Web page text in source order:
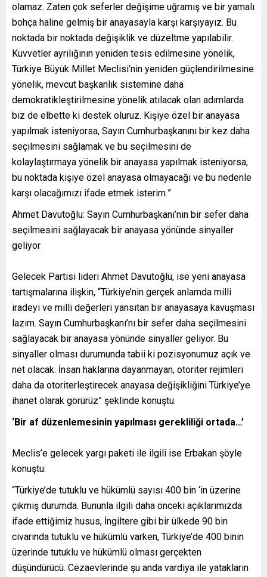
olamaz. Zaten çok seferler değişime uğramış ve bir yamalı
bohça haline gelmiş bir anayasayla karşı karşıyayız. Bu
noktada bir noktada değişiklik ve düzeltme yapılabilir.
Kuvvetler ayrılığının yeniden tesis edilmesine yönelik,
Türkiye Büyük Millet Meclisi’nin yeniden güçlendirilmesine
yönelik, mevcut başkanlık sistemine daha
demokratikleştirilmesine yönelik atılacak olan adımlarda
biz de elbette ki destek oluruz. Kişiye özel bir anayasa
yapılmak isteniyorsa, Sayın Cumhurbaşkanını bir kez daha
seçilmesini sağlamak ve bu seçilmesini de
kolaylaştırmaya yönelik bir anayasa yapılmak isteniyorsa,
bu noktada kişiye özel anayasa olmayacağı ve bu nedenle
karşı olacağımızı ifade etmek isterim.”
Ahmet Davutoğlu: Sayın Cumhurbaşkanı’nın bir sefer daha
seçilmesini sağlayacak bir anayasa yönünde sinyaller
geliyor
Gelecek Partisi lideri Ahmet Davutoğlu, ise yeni anayasa
tartışmalarına ilişkin, “Türkiye’nin gerçek anlamda milli
iradeyi ve milli değerleri yansıtan bir anayasaya kavuşması
lazım. Sayın Cumhurbaşkanı’nı bir sefer daha seçilmesini
sağlayacak bir anayasa yönünde sinyaller geliyor. Bu
sinyaller olması durumunda tabii ki pozisyonumuz açık ve
net olacak. İnsan haklarına dayanmayan, otoriter rejimleri
daha da otoriterleştirecek anayasa değişikliğini Türkiye’ye
ihanet olarak görürüz” şeklinde konuştu.
‘Bir af düzenlemesinin yapılması gerekliliği ortada…’
Meclis’e gelecek yargı paketi ile ilgili ise Erbakan şöyle
konuştu:
“Türkiye’de tutuklu ve hükümlü sayısı 400 bin ‘in üzerine
çıkmış durumda. Bununla ilgili daha önceki açıklarımızda
ifade ettiğimiz husus, İngiltere gibi bir ülkede 90 bin
civarında tutuklu ve hükümlü varken, Türkiye’de 400 binin
üzerinde tutuklu ve hükümlü olması gerçekten
düşündürücü. Cezaevlerinde şu anda vardiya ile yatakların